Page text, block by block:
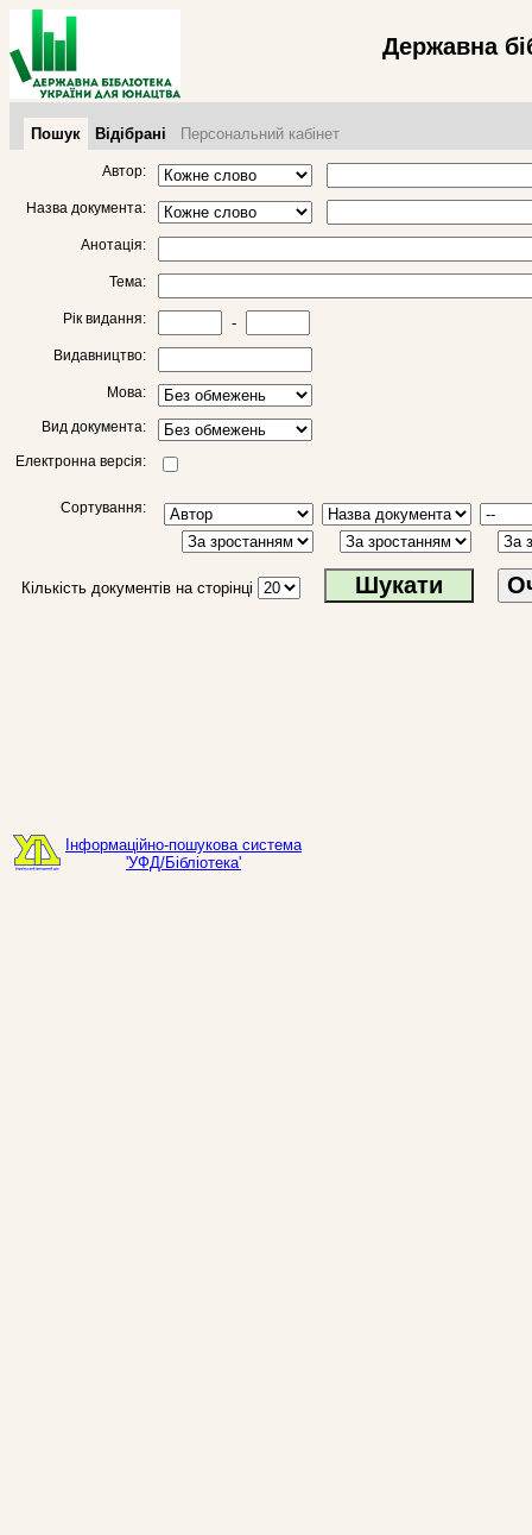
Державна
Пошук Відібрані Персональний кабінет
Автор:
Назва документа:
Анотація:
Тема:
Рік видання: -
Видавництво:
Мова:
Вид документа:
Електронна версія:
Сортування:
Кількість документів на сторінці
Інформаційно-пошукова система
'УФД/Бібліотека'